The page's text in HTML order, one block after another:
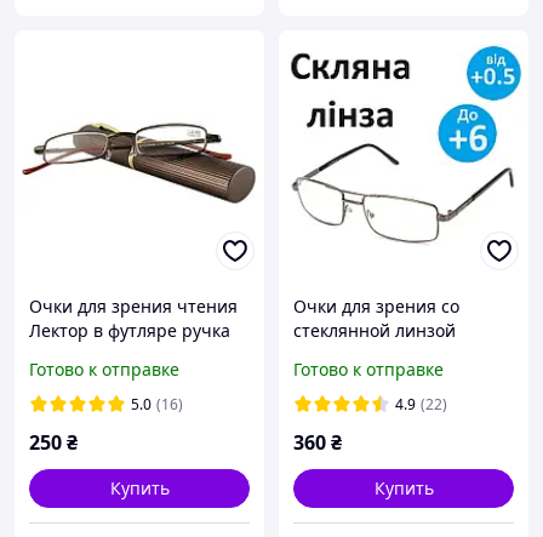
Очки для зрения чтения
Лектор в футляре ручка
цвета
Готово к отправке
5.0 (16)
250₴
Купить
Очки для зрения со
стеклянной линзой
коррекции зрения
Черные
Готово к отправке
4.9 (22)
360₴
Купить